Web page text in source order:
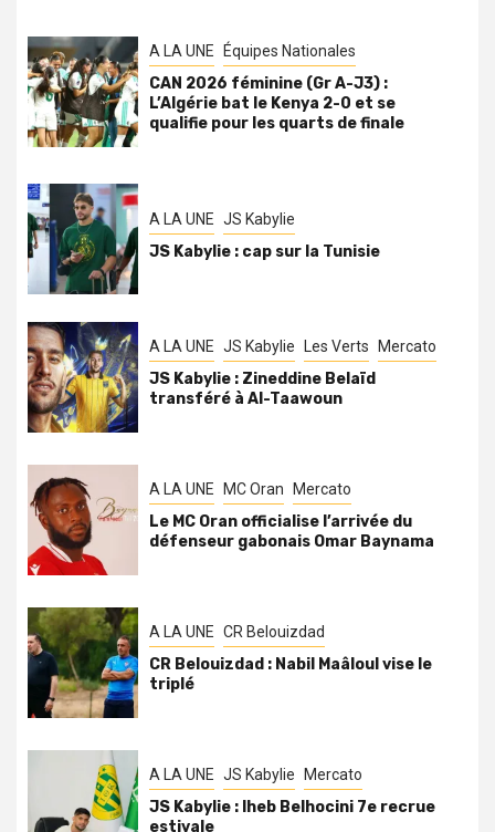
A LA UNE Équipes Nationales
CAN 2026 féminine (Gr A-J3) :
L’Algérie bat le Kenya 2-0 et se
qualifie pour les quarts de finale
A LA UNE JS Kabylie
JS Kabylie : cap sur la Tunisie
A LA UNE JS Kabylie Les Verts Mercato
JS Kabylie : Zineddine Belaïd
transféré à Al-Taawoun
A LA UNE MC Oran Mercato
Le MC Oran officialise l’arrivée du
défenseur gabonais Omar Baynama
A LA UNE CR Belouizdad
CR Belouizdad : Nabil Maâloul vise le
triplé
A LA UNE JS Kabylie Mercato
JS Kabylie : Iheb Belhocini 7e recrue
estivale